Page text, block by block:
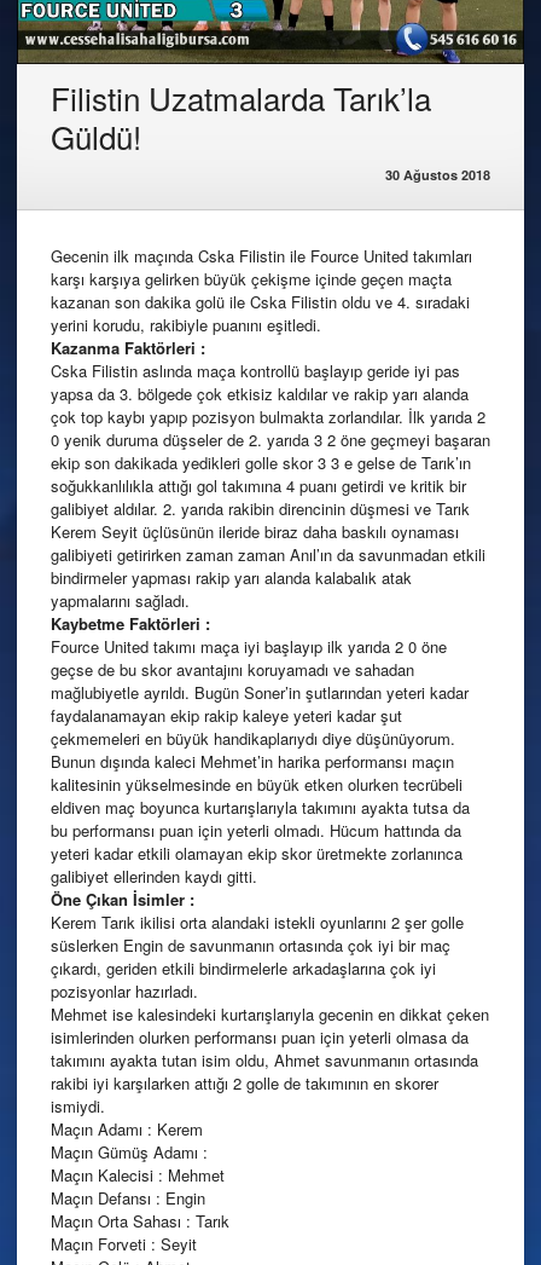
Filistin Uzatmalarda Tarık’la
Güldü!
30 Ağustos 2018
Gecenin ilk maçında Cska Filistin ile Fource United takımları
karşı karşıya gelirken büyük çekişme içinde geçen maçta
kazanan son dakika golü ile Cska Filistin oldu ve 4. sıradaki
yerini korudu, rakibiyle puanını eşitledi.
Kazanma Faktörleri :
Cska Filistin aslında maça kontrollü başlayıp geride iyi pas
yapsa da 3. bölgede çok etkisiz kaldılar ve rakip yarı alanda
çok top kaybı yapıp pozisyon bulmakta zorlandılar. İlk yarıda 2
0 yenik duruma düşseler de 2. yarıda 3 2 öne geçmeyi başaran
ekip son dakikada yedikleri golle skor 3 3 e gelse de Tarık’ın
soğukkanlılıkla attığı gol takımına 4 puanı getirdi ve kritik bir
galibiyet aldılar. 2. yarıda rakibin direncinin düşmesi ve Tarık
Kerem Seyit üçlüsünün ileride biraz daha baskılı oynaması
galibiyeti getirirken zaman zaman Anıl’ın da savunmadan etkili
bindirmeler yapması rakip yarı alanda kalabalık atak
yapmalarını sağladı.
Kaybetme Faktörleri :
Fource United takımı maça iyi başlayıp ilk yarıda 2 0 öne
geçse de bu skor avantajını koruyamadı ve sahadan
mağlubiyetle ayrıldı. Bugün Soner’in şutlarından yeteri kadar
faydalanamayan ekip rakip kaleye yeteri kadar şut
çekmemeleri en büyük handikaplarıydı diye düşünüyorum.
Bunun dışında kaleci Mehmet’in harika performansı maçın
kalitesinin yükselmesinde en büyük etken olurken tecrübeli
eldiven maç boyunca kurtarışlarıyla takımını ayakta tutsa da
bu performansı puan için yeterli olmadı. Hücum hattında da
yeteri kadar etkili olamayan ekip skor üretmekte zorlanınca
galibiyet ellerinden kaydı gitti.
Öne Çıkan İsimler :
Kerem Tarık ikilisi orta alandaki istekli oyunlarını 2 şer golle
süslerken Engin de savunmanın ortasında çok iyi bir maç
çıkardı, geriden etkili bindirmelerle arkadaşlarına çok iyi
pozisyonlar hazırladı.
Mehmet ise kalesindeki kurtarışlarıyla gecenin en dikkat çeken
isimlerinden olurken performansı puan için yeterli olmasa da
takımını ayakta tutan isim oldu, Ahmet savunmanın ortasında
rakibi iyi karşılarken attığı 2 golle de takımının en skorer
ismiydi.
Maçın Adamı : Kerem
Maçın Gümüş Adamı :
Maçın Kalecisi : Mehmet
Maçın Defansı : Engin
Maçın Orta Sahası : Tarık
Maçın Forveti : Seyit